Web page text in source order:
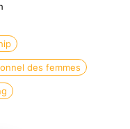
des femmes